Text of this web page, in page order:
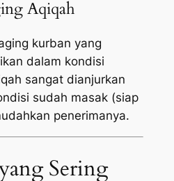
Aqiqah
kurban yang
dalam kondisi
sangat dianjurkan
sudah masak (siap
penerimanya.
Sering